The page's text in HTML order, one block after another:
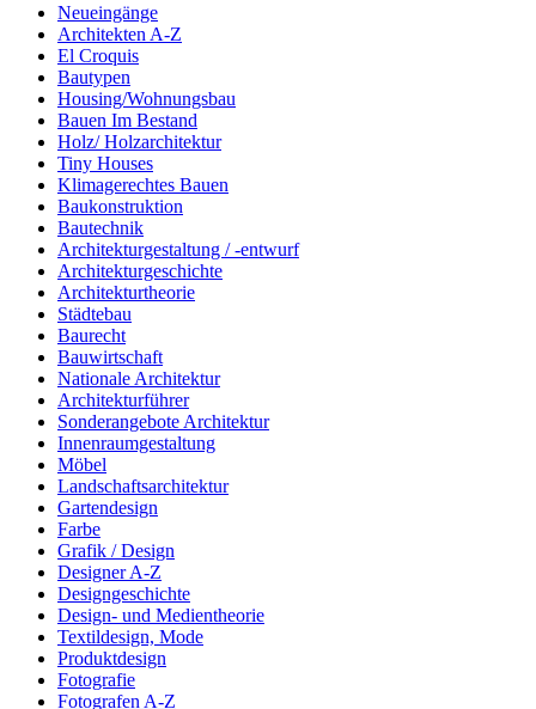
Neueingänge
Architekten A-Z
El Croquis
Bautypen
Housing/Wohnungsbau
Bauen Im Bestand
Holz/ Holzarchitektur
Tiny Houses
Klimagerechtes Bauen
Baukonstruktion
Bautechnik
Architekturgestaltung / -entwurf
Architekturgeschichte
Architekturtheorie
Städtebau
Baurecht
Bauwirtschaft
Nationale Architektur
Architekturführer
Sonderangebote Architektur
Innenraumgestaltung
Möbel
Landschaftsarchitektur
Gartendesign
Farbe
Grafik / Design
Designer A-Z
Designgeschichte
Design- und Medientheorie
Textildesign, Mode
Produktdesign
Fotografie
Fotografen A-Z